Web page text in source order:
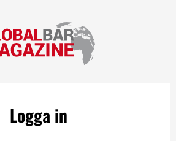
Logga in